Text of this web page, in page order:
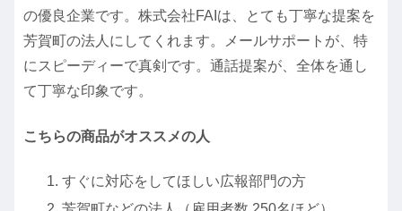
の優良企業です。株式会社FAIは、とても丁寧な提案を
芳賀町の法人にしてくれます。メールサポートが、特
にスピーディーで真剣です。通話提案が、全体を通し
て丁寧な印象です。
こちらの商品がオススメの人
すぐに対応をしてほしい広報部門の方